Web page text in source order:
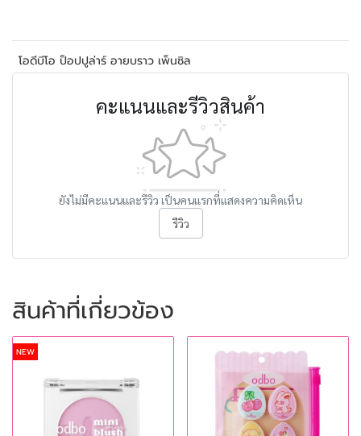
โอดีบีโอ ป็อปปูล่าร์ อายบราว เพ็นซิล
คะแนนและรีวิวสินค้า
ยังไม่มีคะแนนและรีวิว เป็นคนแรกที่แสดงความคิดเห็น
รีวิว
สินค้าที่เกี่ยวข้อง
NEW